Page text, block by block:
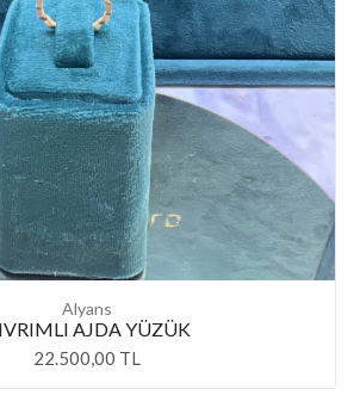
Alyans
AJDA YÜZÜK
22.500,00 TL